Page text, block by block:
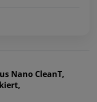
Nano CleanT,